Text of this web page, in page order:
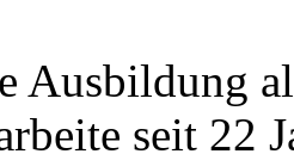
Ausbildung
seit 22